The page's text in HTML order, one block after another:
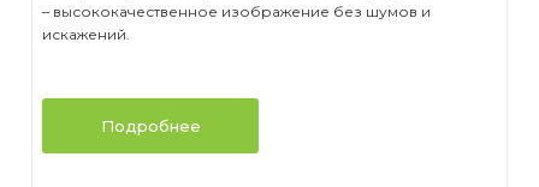
– высококачественное изображение без шумов и
искажений.
Подробнее